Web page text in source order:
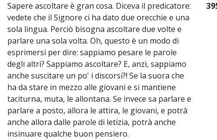
Sapere ascoltare è gran cosa. Diceva il predicatore:
vedete che il Signore ci ha dato due orecchie e una
sola lingua. Perciò bisogna ascoltare due volte e
parlare una sola volta. Oh, questo è un modo di
esprimersi per dire: sappiamo pesare le parole
degli altri? Sappiamo ascoltare? E, anzi, sappiamo
anche suscitare un po' i discorsi?! Se la suora che
ha da stare in mezzo alle giovani e si mantiene
taciturna, muta, le allontana. Se invece sa parlare e
parlare a posto, allora le attira, le giovani, e potrà
anche allora dalle parole di letizia, potrà anche
insinuare qualche buon pensiero.